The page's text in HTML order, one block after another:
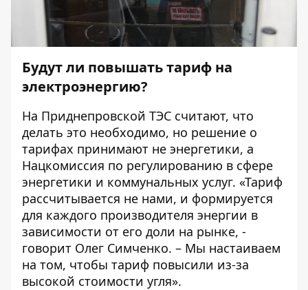
Будут ли повышать тариф на
электроэнергию?
На Приднепровской ТЭС считают, что
делать это необходимо, но решение о
тарифах принимают не энергетики, а
Нацкомиссия по регулированию в сфере
энергетики и коммунальных услуг. «Тариф
рассчитывается не нами, и формируется
для каждого производителя энергии в
зависимости от его доли на рынке, -
говорит Олег Симченко. – Мы настаиваем
на том, чтобы тариф повысили из-за
высокой стоимости угля».